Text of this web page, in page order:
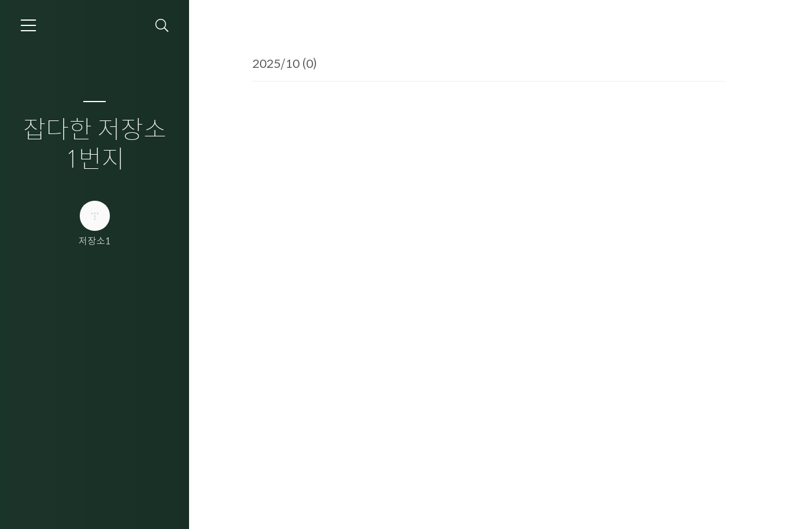
잡다한 저장소
1번지
저장소1
2025/10 (0)